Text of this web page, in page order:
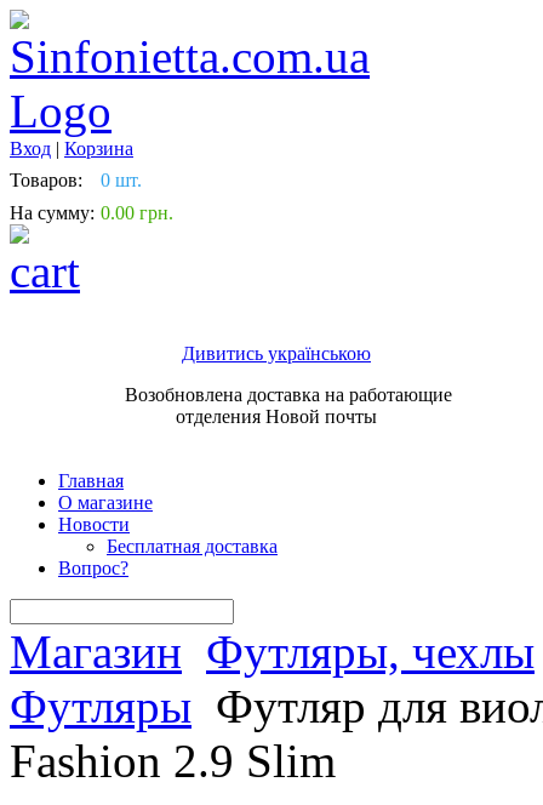
Вход | Корзина
Товаров:
0 шт.
На сумму: 0.00 грн.
Дивитись українською
Возобновлена доставка на работающие
отделения Новой почты
Главная
О магазине
Новости
Бесплатная доставка
Вопрос?
Магазин Футляры, чехлы
Футляры Футляр для
Fashion 2.9 Slim